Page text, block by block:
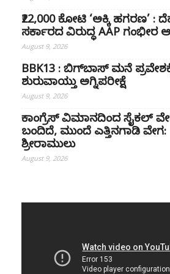
₹22,000 ಕೋಟಿ ‘ಅಕ್ಕಿ ಹಗರಣ’ :
ಸರ್ಕಾರದ ವಿರುದ್ಧ AAP
August 9, 2026
BBK13 : ಬಿಗ್‌ಬಾಸ್‌ ಮನೆ
ಶುರುವಾಯ್ತು ಅಗ್ನಿಪರೀಕ್ಷೆ
August 9, 2026
ಕಾಂಗ್ರೆಸ್‌ ವಿಮಾನದಿಂದ ಸೈಕಲ್
ಬಂದಿದೆ, ಮುಂದೆ ಎತ್ತಿನಗಾಡಿ ವೇಗ:
ಶ್ರೀರಾಮುಲು
August 9, 2026